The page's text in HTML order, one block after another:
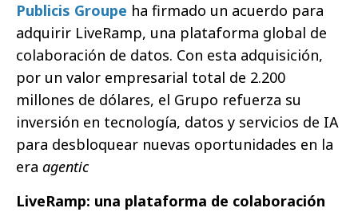
Publicis Groupe ha firmado un acuerdo para
adquirir LiveRamp, una plataforma global de
colaboración de datos. Con esta adquisición,
por un valor empresarial total de 2.200
millones de dólares, el Grupo refuerza su
inversión en tecnología, datos y servicios de IA
para desbloquear nuevas oportunidades en la
era agentic
LiveRamp: una plataforma de colaboración